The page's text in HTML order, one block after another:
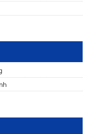
bao lâu?
Tại quận Cái Răng Cần
nay?